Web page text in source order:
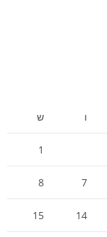
ו ש
1
7
8
14
15